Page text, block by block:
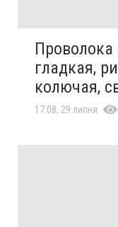
Проволока
гладкая,
колючая,
17:08, 29 липня